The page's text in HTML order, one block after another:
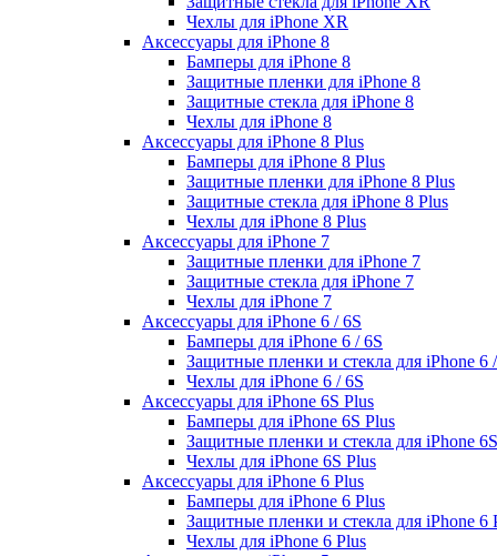
Чехлы для iPhone XR
Аксессуары для iPhone 8
Бамперы для iPhone 8
Защитные пленки для iPhone 8
Защитные стекла для iPhone 8
Чехлы для iPhone 8
Аксессуары для iPhone 8 Plus
Бамперы для iPhone 8 Plus
Защитные пленки для iPhone 8 Plus
Защитные стекла для iPhone 8 Plus
Чехлы для iPhone 8 Plus
Аксессуары для iPhone 7
Защитные пленки для iPhone 7
Защитные стекла для iPhone 7
Чехлы для iPhone 7
Аксессуары для iPhone 6 / 6S
Бамперы для iPhone 6 / 6S
Защитные пленки и стекла для iPhone 6
Чехлы для iPhone 6 / 6S
Аксессуары для iPhone 6S Plus
Бамперы для iPhone 6S Plus
Защитные пленки и стекла для iPhone
Чехлы для iPhone 6S Plus
Аксессуары для iPhone 6 Plus
Бамперы для iPhone 6 Plus
Защитные пленки и стекла для iPhone 6
Чехлы для iPhone 6 Plus